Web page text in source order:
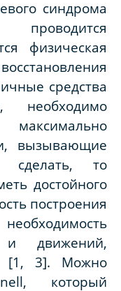
синдрома
физическая
средства
необходимо
вызывающие
то
достойного
построения
и движений,
[1, 3]. Можно
, который